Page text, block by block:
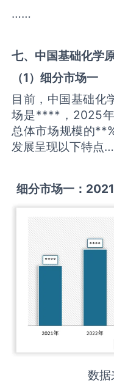
……
七、中国基础化学
（1）细分市场一
目前，中国基础化
场是****，2025
总体市场规模的
发展呈现以下特点
细分市场一：
数据